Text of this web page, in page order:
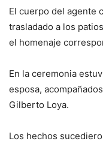
El cuerpo del agente
trasladado a los
el homenaje
En la ceremonia
esposa,
Gilberto Loya.
Los hechos